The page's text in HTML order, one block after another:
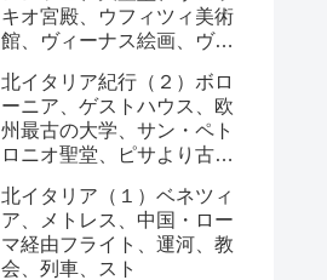
キオ宮殿、ウフィツィ美術
館、ヴィーナス絵画、ヴェ
北イタリア紀行（２）ボロ
ーニア、ゲストハウス、欧
州最古の大学、サン・ペト
ロニオ聖堂、ピサより古い
北イタリア（１）ベネツィ
ア、メトレス、中国・ロー
マ経由フライト、運河、教
会、列車、スト